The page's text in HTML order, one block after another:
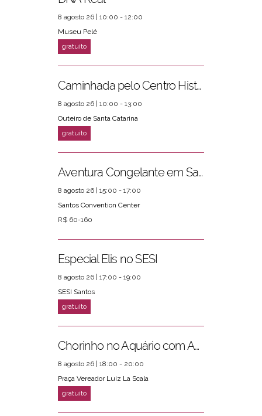
8 agosto 26 | 10:00 - 12:00
Museu Pelé
Caminhada pelo Centro Histórico
8 agosto 26 | 10:00 - 13:00
Outeiro de Santa Catarina
Aventura Congelante em Santos
8 agosto 26 | 15:00 - 17:00
Santos Convention Center
R$ 60-160
Especial Elis no SESI
8 agosto 26 | 17:00 - 19:00
SESI Santos
Chorinho no Aquário com Amigos da Música e Mari Torres
8 agosto 26 | 18:00 - 20:00
Praça Vereador Luiz La Scala